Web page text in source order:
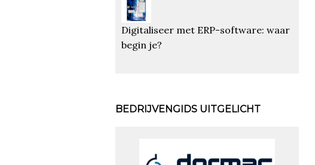
Digitaliseer met ERP-software: waar
begin je?
BEDRIJVENGIDS UITGELICHT